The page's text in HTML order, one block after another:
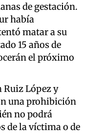
de gestación.
había
matar a su
15 años de
el próximo
Ruiz López y
una prohibición
no podrá
de la víctima o de